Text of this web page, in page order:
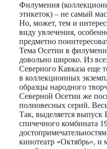
Филумения
этикеток) – не самый
Но, может, тем и
виду увлечения,
предметно
Тема Осетии в
довольно широко. Из
Северного Кавказа еще
в коллекционных
образцы народного
Северной Осетии же
полновесных серий.
Так, выделяется выпуск
спичечного комбината
кинотеатр «Октябрь», и